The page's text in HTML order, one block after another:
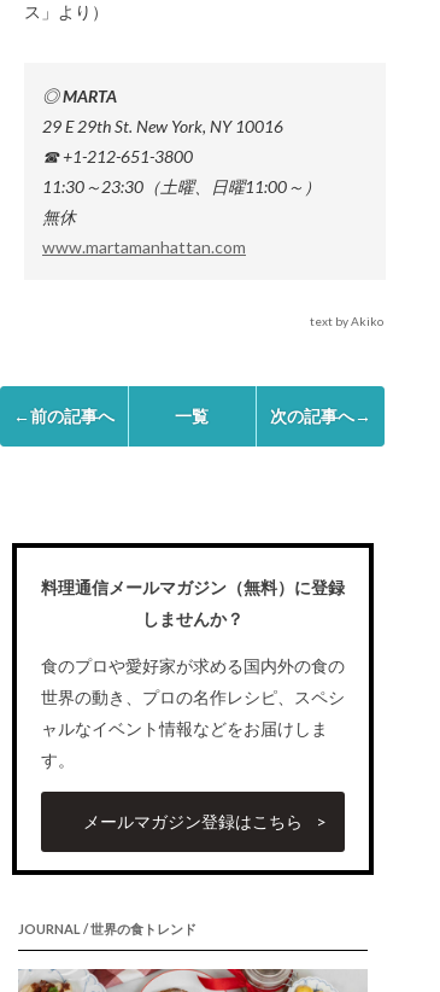
ス」より）
◎ MARTA
29 E 29th St. New York, NY 10016
☎ +1-212-651-3800
11:30～23:30（土曜、日曜11:00～）
無休
www.martamanhattan.com
text by Akiko Katayama
←前の記事へ 一覧 次の記事へ→
料理通信メールマガジン（無料）に登録
しませんか？
食のプロや愛好家が求める国内外の食の
世界の動き、プロの名作レシピ、スペシ
ャルなイベント情報などをお届けしま
す。
メールマガジン登録はこちら
JOURNAL / 世界の食トレンド